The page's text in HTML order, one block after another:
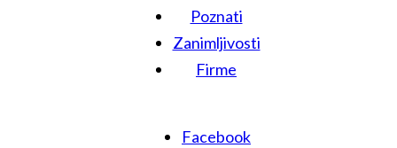
Poznati
Zanimljivosti
Firme
Facebook